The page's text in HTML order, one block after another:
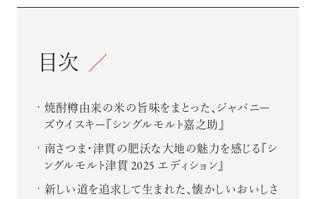
目次
焼酎樽由来の米の旨味をまとった、ジャパニー
ズウイスキー『シングルモルト嘉之助』
南さつま・津貫の肥沃な大地の魅力を感じる『シ
ングルモルト津貫 2025 エディション』
新しい道を追求して生まれた、懐かしいおいしさ